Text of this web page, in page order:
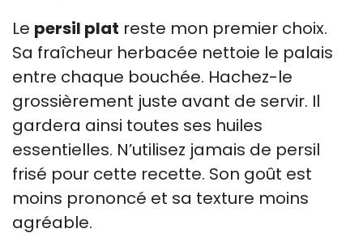
Le persil plat reste mon premier choix.
Sa fraîcheur herbacée nettoie le palais
entre chaque bouchée. Hachez-le
grossièrement juste avant de servir. Il
gardera ainsi toutes ses huiles
essentielles. N’utilisez jamais de persil
frisé pour cette recette. Son goût est
moins prononcé et sa texture moins
agréable.